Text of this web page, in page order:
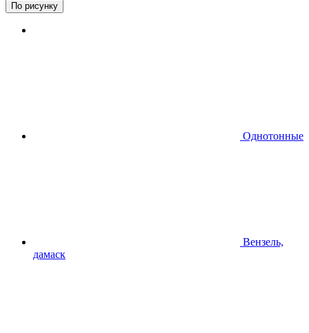
По рисунку
Однотонные
Вензель,
дамаск